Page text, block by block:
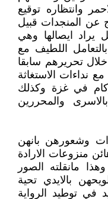
وانتظاره توقيع
عن المنجدات قبيل
يراد ايصالها وهي
اللطيف مع
خلال تحريرهم سابقا
نداءات الاستغاثة
في غزة وكذلك
والمحررين
وشعورهن بانهن
منزوعات الارادة
مانقلته الصور
بالايدي تحية
في توطيد الرواية